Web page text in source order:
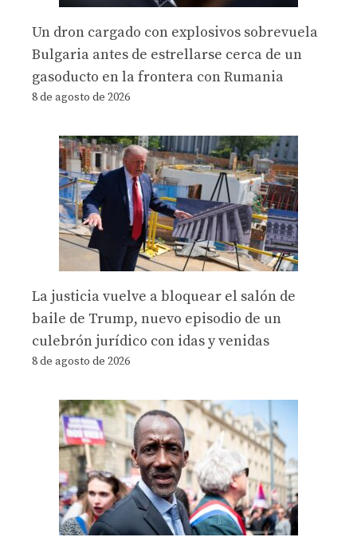
Un dron cargado con explosivos sobrevuela
Bulgaria antes de estrellarse cerca de un
gasoducto en la frontera con Rumania
8 de agosto de 2026
La justicia vuelve a bloquear el salón de
baile de Trump, nuevo episodio de un
culebrón jurídico con idas y venidas
8 de agosto de 2026